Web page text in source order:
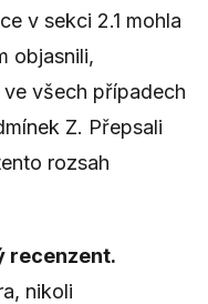
v sekci 2.1 mohla
objasnili,
všech případech
Z. Přepsali
rozsah
recenzent.
nikoli